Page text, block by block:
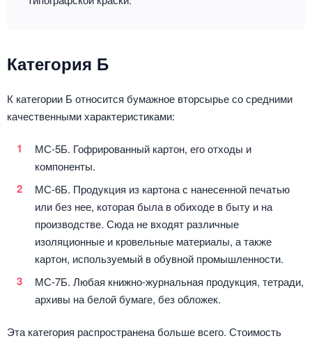
Категория Б
К категории Б относится бумажное вторсырье со средними
качественными характеристиками:
МС-5Б. Гофрированный картон, его отходы и
компоненты.
МС-6Б. Продукция из картона с нанесенной печатью
или без нее, которая была в обиходе в быту и на
производстве. Сюда не входят различные
изоляционные и кровельные материалы, а также
картон, используемый в обувной промышленности.
МС-7Б. Любая книжно-журнальная продукция, тетради,
архивы на белой бумаге, без обложек.
Эта категория распространена больше всего. Стоимость